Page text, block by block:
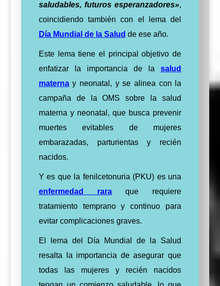
saludables, futuros esperanzadores»,
coincidiendo también con el lema del
Día Mundial de la Salud de ese año.
Este lema tiene el principal objetivo de
enfatizar la importancia de lasalud
maternay neonatal, y se alinea con la
campaña de la OMS sobre la salud
materna y neonatal, que busca prevenir
muertes evitables de mujeres
embarazadas, parturientas y recién
nacidos.
Y es que la fenilcetonuria (PKU) es una
enfermedad raraque requiere
tratamiento temprano y continuo para
evitar complicaciones graves.
El lema del Día Mundial de la Salud
resalta la importancia de asegurar que
todas las mujeres y recién nacidos